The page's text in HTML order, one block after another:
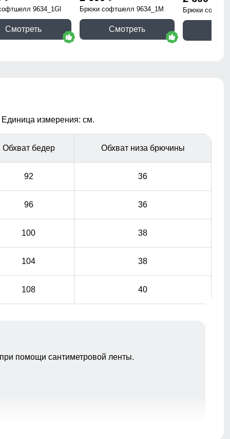
9634_1Gl
Смотреть
Брюки софтшелл 9634_1M
Смотреть
Брюки
Единица измерения: см.
Обхват бедер Обхват низа брючины
92 36
96 36
100 38
104 38
108 40
помощи сантиметровой ленты.